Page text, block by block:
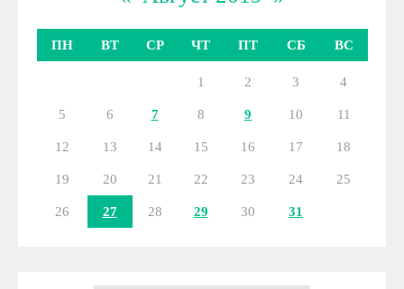
ПН ВТ СР ЧТ ПТ СБ ВС
1 2 3 4
5 6 7 8 9 10 11
12 13 14 15 16 17 18
19 20 21 22 23 24 25
26 27 28 29 30 31